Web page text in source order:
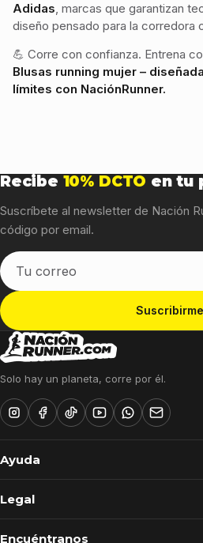
Adidas, marcas que garantizan
diseño pensado para la corredora
💪 Corre con confianza. Entrena
Blusas running mujer –
límites con NaciónRunner.
Recibe 10% DCTO en tu
Suscríbete al newsletter de Nación
código por email.
Tu
correo
Suscribirme
Solo hay un planeta, corre por él.
Ayuda
Legal
Encuéntranos